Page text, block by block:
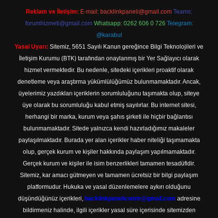
Reklam ve İletişim: E-mail: backlinkpaneli@gmail.com Teams:
forumhizmeti@gmail.com Whatsapp: 0262 606 0 726 Telegram:
@karabul
Yasal Uyarı: Sitemiz, 5651 Sayılı Kanun gereğince Bilgi Teknolojileri ve
İletişim Kurumu (BTK) tarafından onaylanmış bir Yer Sağlayıcı olarak
hizmet vermektedir. Bu nedenle, sitedeki içerikleri proaktif olarak
denetleme veya araştırma yükümlülüğümüz bulunmamaktadır. Ancak,
üyelerimiz yazdıkları içeriklerin sorumluluğunu taşımakta olup, siteye
üye olarak bu sorumluluğu kabul etmiş sayılırlar. Bu internet sitesi,
herhangi bir marka, kurum veya şahıs şirketi ile hiçbir bağlantısı
bulunmamaktadır. Sitede yalnızca kendi hazırladığımız makaleler
paylaşılmaktadır. Burada yer alan içerikler haber niteliği taşımamakta
olup, gerçek kurum ve kişiler hakkında paylaşım yapılmamaktadır.
Gerçek kurum ve kişiler ile isim benzerlikleri tamamen tesadüfidir.
Sitemiz, kar amacı gütmeyen ve tamamen ücretsiz bir bilgi paylaşım
platformudur. Hukuka ve yasal düzenlemelere aykırı olduğunu
düşündüğünüz içerikleri, backlinkpanelicomtr@gmail.com adresine
bildirmeniz halinde, ilgili içerikler yasal süre içerisinde sitemizden